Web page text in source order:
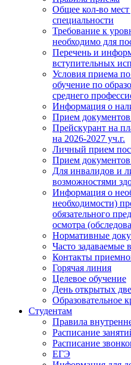
Общее кол-во
специальности
Требование к
необходимо для
Перечень и
вступительных
Условия приема
обучение по
среднего
Информация о
Прием
Прейскурант на
на 2026-2027 уч.г.
Личный прием
Прием
Для инвалидов и
возможностями
Информация о
необходимости)
обязательного
осмотра
Нормативные
Часто задаваемые
Контакты
Горячая линия
Целевое обучение
День открытых
Образовательное
Студентам
Правила
Расписание
Расписание
ЕГЭ